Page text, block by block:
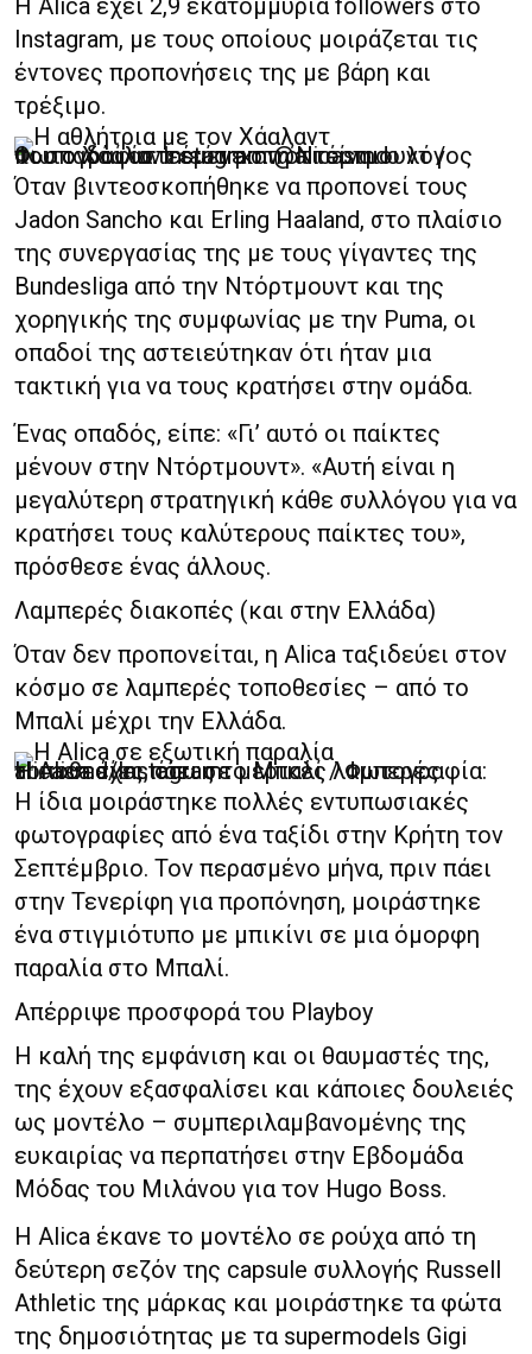
Η Alica έχει 2,9 εκατομμύρια followers στο
Instagram, με τους οποίους μοιράζεται τις
έντονες προπονήσεις της με βάρη και
τρέξιμο.
Οι οπαδοί αστειεύτηκαν ότι είναι ο λόγος που ο Χάαλαντ έμενε στη Ντόρτμουντ / Φωτογραφία: Instagram @alicasmd
Όταν βιντεοσκοπήθηκε να προπονεί τους
Jadon Sancho και Erling Haaland, στο πλαίσιο
της συνεργασίας της με τους γίγαντες της
Bundesliga από την Ντόρτμουντ και της
χορηγικής της συμφωνίας με την Puma, οι
οπαδοί της αστειεύτηκαν ότι ήταν μια
τακτική για να τους κρατήσει στην ομάδα.
Ένας οπαδός, είπε: «Γι’ αυτό οι παίκτες
μένουν στην Ντόρτμουντ». «Αυτή είναι η
μεγαλύτερη στρατηγική κάθε συλλόγου για να
κρατήσει τους καλύτερους παίκτες του»,
πρόσθεσε ένας άλλους.
Λαμπερές διακοπές (και στην Ελλάδα)
Όταν δεν προπονείται, η Alica ταξιδεύει στον
κόσμο σε λαμπερές τοποθεσίες – από το
Μπαλί μέχρι την Ελλάδα.
Η Alica έχει πάει σε μερικές λαμπερές τοποθεσίες, όπως το Μπαλί / Φωτογραφία: alicasmd/Instagram
Η ίδια μοιράστηκε πολλές εντυπωσιακές
φωτογραφίες από ένα ταξίδι στην Κρήτη τον
Σεπτέμβριο. Τον περασμένο μήνα, πριν πάει
στην Τενερίφη για προπόνηση, μοιράστηκε
ένα στιγμιότυπο με μπικίνι σε μια όμορφη
παραλία στο Μπαλί.
Απέρριψε προσφορά του Playboy
Η καλή της εμφάνιση και οι θαυμαστές της,
της έχουν εξασφαλίσει και κάποιες δουλειές
ως μοντέλο – συμπεριλαμβανομένης της
ευκαιρίας να περπατήσει στην Εβδομάδα
Μόδας του Μιλάνου για τον Hugo Boss.
Η Alica έκανε το μοντέλο σε ρούχα από τη
δεύτερη σεζόν της capsule συλλογής Russell
Athletic της μάρκας και μοιράστηκε τα φώτα
της δημοσιότητας με τα supermodels Gigi